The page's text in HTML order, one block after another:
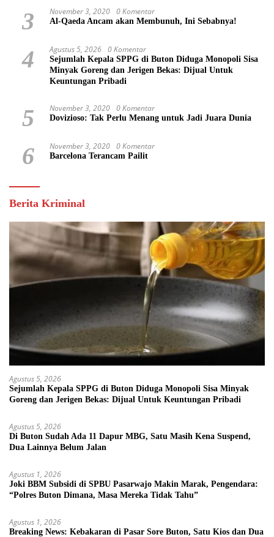
3 November 3, 2020 0 Komentar
Al-Qaeda Ancam akan Membunuh, Ini Sebabnya!
4 Agustus 5, 2026 0 Komentar
Sejumlah Kepala SPPG di Buton Diduga Monopoli Sisa
Minyak Goreng dan Jerigen Bekas: Dijual Untuk
Keuntungan Pribadi
5 November 3, 2020 0 Komentar
Dovizioso: Tak Perlu Menang untuk Jadi Juara Dunia
6 November 3, 2020 0 Komentar
Barcelona Terancam Pailit
Berita Kriminal
Agustus 5, 2026
Sejumlah Kepala SPPG di Buton Diduga Monopoli Sisa Minyak
Goreng dan Jerigen Bekas: Dijual Untuk Keuntungan Pribadi
Agustus 5, 2026
Di Buton Sudah Ada 11 Dapur MBG, Satu Masih Kena Suspend,
Dua Lainnya Belum Jalan
Agustus 1, 2026
Joki BBM Subsidi di SPBU Pasarwajo Makin Marak, Pengendara:
“Polres Buton Dimana, Masa Mereka Tidak Tahu”
Agustus 1, 2026
Breaking News: Kebakaran di Pasar Sore Buton, Satu Kios dan Dua